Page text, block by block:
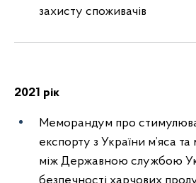
захисту споживачів
2021 рік
Меморандум про
експорту з України м’яса та
між Державною службою